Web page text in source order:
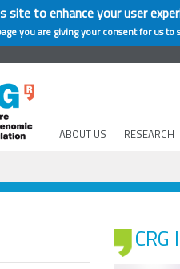
site to enhance your user
you are giving your consent for us to
ABOUT US RESEARCH